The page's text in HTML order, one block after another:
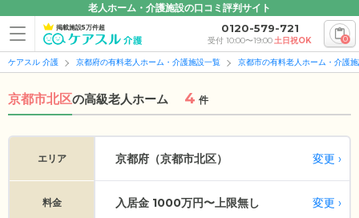
老人ホーム・介護施設の口コミ評判サイト
掲載施設5万件超 0120-579-721
受付 10:00〜19:00土日祝OK 0
ケアスル 介護 京都府の有料老人ホーム・介護施設一覧 京都市の有料老人ホーム・介護
京都市北区の高級老人ホーム 4 件
エリア 京都府（京都市北区） 変更
料金 入居金 1000万円〜上限無し 変更